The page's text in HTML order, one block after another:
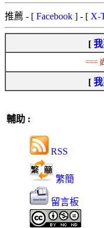
推薦 - [ Facebook ] - [ X-
[
===
[
輔助 :
RSS
繁簡
留言板